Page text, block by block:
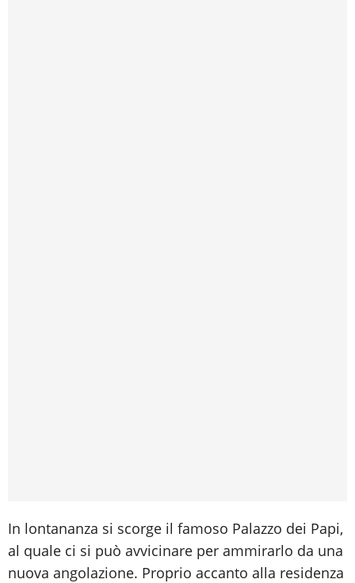
In lontananza si scorge il famoso Palazzo dei Papi,
al quale ci si può avvicinare per ammirarlo da una
nuova angolazione. Proprio accanto alla residenza